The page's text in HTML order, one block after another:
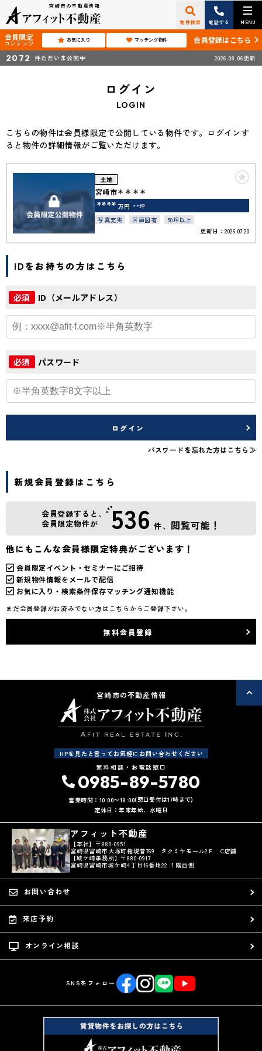
宮崎市の不動産情報
物件検索 電話する MENU
会員限定
コンテンツ お気に入り マッチング物件 会員登録はこちら
2072 件ただいま公開中 2026.08.06更新
ログイン
LOGIN
こちらの物件は会員様限定で公開している物件です。ログインす
ると物件の詳細情報がご覧いただけます。
土地
宮崎市＊＊＊＊
**** 万円 **坪
写真充実
区画図有
50坪以上
更新日：2026.07.20
IDをお持ちの方はこちら
必須 ID（メールアドレス）
必須 パスワード
ログイン
パスワードを忘れた方はこちら≫
新規会員登録はこちら
会員登録すると、
会員限定物件が
536 件、 閲覧可能！
他にもこんな会員様限定特典がございます！
会員限定イベント・セミナーにご招待
新規物件情報をメールで配信
お気に入り・検索条件保存マッチング通知機能
まだ会員登録がお済みでない方はこちらからご登録下さい。
無料会員登録
宮崎市の不動産情報
HPを見たと言ってお気軽にお問い合わせください
無料相談・お電話窓口
0985-89-5780
営業時間：10:00〜18:00(窓口受付は17時まで)
定休日：年末年始、水曜日
アフィット不動産
【本社】〒880-0951
宮崎県宮崎市大塚町権現昔769 タクミヤモール2Ｆ C店舗
【城ケ崎事務所】〒880-0917
宮崎県宮崎市城ケ崎4丁目16番地22 １階西側
お問い合わせ
来店予約
オンライン相談
SNSをフォロー